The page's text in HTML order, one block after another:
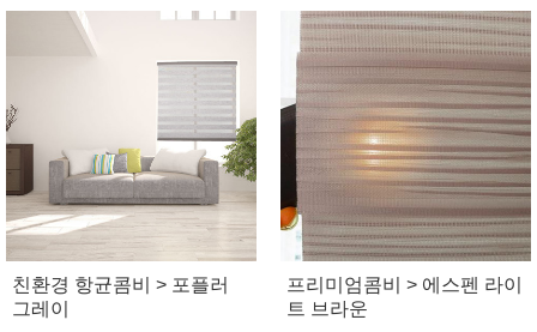
친환경 항균콤비 > 포플러
그레이
프리미엄콤비 > 에스펜 라이
트 브라운